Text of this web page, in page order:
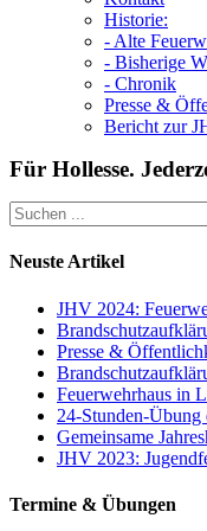
Historie:
- Alte
- Bisherige
- Chronik
Presse &
Bericht zur
Für Hollesse.
Neuste Artikel
JHV 2024:
Presse &
Feuerwehrhaus in
24-Stunden-Übung
Gemeinsame
JHV 2023:
Termine & Übungen